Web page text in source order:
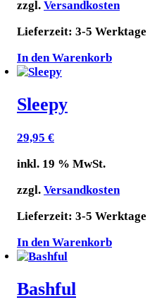
zzgl. Versandkosten
Lieferzeit: 3-5 Werktage
In den Warenkorb
Sleepy
29,95 €
inkl. 19 % MwSt.
zzgl. Versandkosten
Lieferzeit: 3-5 Werktage
In den Warenkorb
Bashful